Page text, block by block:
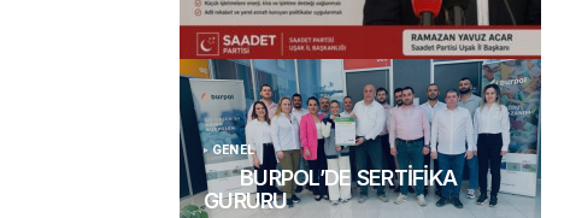
(başlıksız)
Alaattin Karahan tarafından 14/07/2026
GENEL
BURPOL’DE SERTİFİKA
GURURU